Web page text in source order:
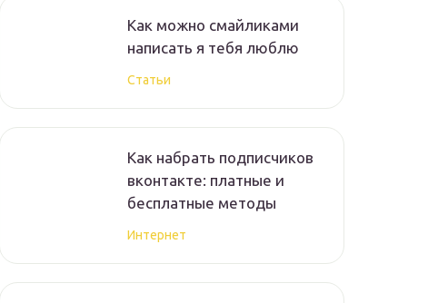
Как можно смайликами
написать я тебя люблю
Статьи
Как набрать подписчиков
вконтакте: платные и
бесплатные методы
Интернет